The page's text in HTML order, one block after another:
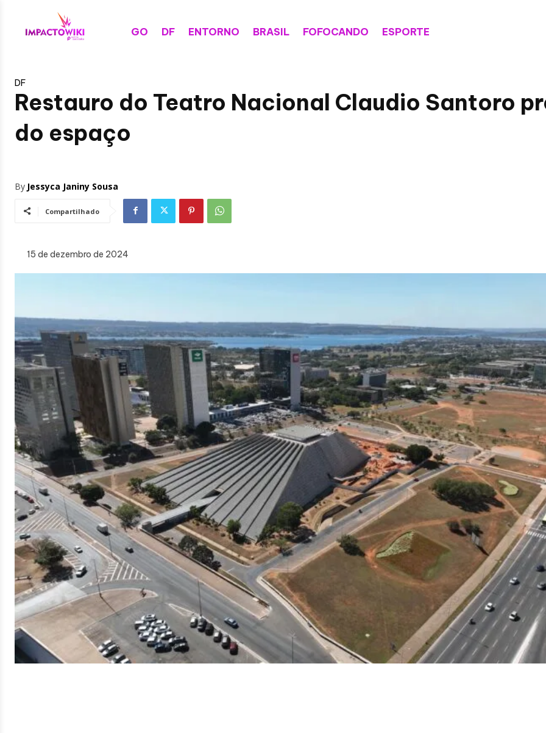
GO DF ENTORNO BRASIL FOFOCANDO ESPORTE
DF
Restauro do Teatro Nacional Claudio Santoro
do espaço
By Jessyca Janiny Sousa
Compartilhado
15 de dezembro de 2024